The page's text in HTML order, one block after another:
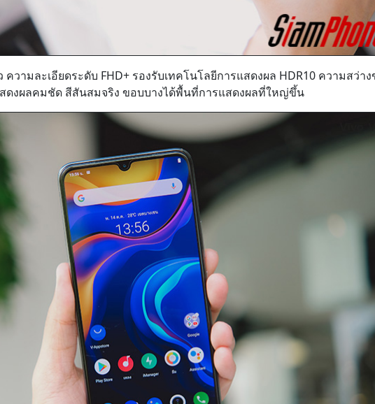
วามละเอียดระดับ FHD+ รองรับเทคโนโลยีการแสดงผล HDR10 ความสว่า
ดงผลคมชัด สีสันสมจริง ขอบบางได้พื้นที่การแสดงผลที่ใหญ่ขึ้น